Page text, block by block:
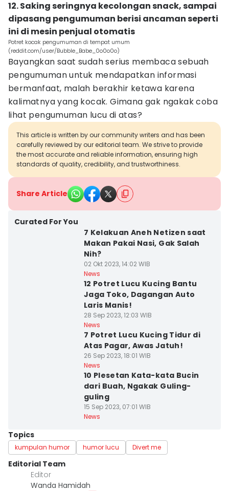
12. Saking seringnya kecolongan snack, sampai
dipasang pengumuman berisi ancaman seperti
ini di mesin penjual otomatis
Potret kocak pengumuman di tempat umum
(reddit.com/user/Bubble_Babe_0o0o0o)
Bayangkan saat sudah serius membaca sebuah
pengumuman untuk mendapatkan informasi
bermanfaat, malah berakhir ketawa karena
kalimatnya yang kocak. Gimana gak ngakak coba
lihat pengumuman lucu di atas?
This article is written by our community writers and has been
carefully reviewed by our editorial team. We strive to provide
the most accurate and reliable information, ensuring high
standards of quality, credibility, and trustworthiness.
Share Article
Curated For You
7 Kelakuan Aneh Netizen saat
Makan Pakai Nasi, Gak Salah
Nih?
02 Okt 2023, 14:02 WIB
News
12 Potret Lucu Kucing Bantu
Jaga Toko, Dagangan Auto
Laris Manis!
28 Sep 2023, 12:03 WIB
News
7 Potret Lucu Kucing Tidur di
Atas Pagar, Awas Jatuh!
26 Sep 2023, 18:01 WIB
News
10 Plesetan Kata-kata Bucin
dari Buah, Ngakak Guling-
guling
15 Sep 2023, 07:01 WIB
News
Topics
kumpulan humor humor lucu Divert me
Editorial Team
Editor
Wanda Hamidah